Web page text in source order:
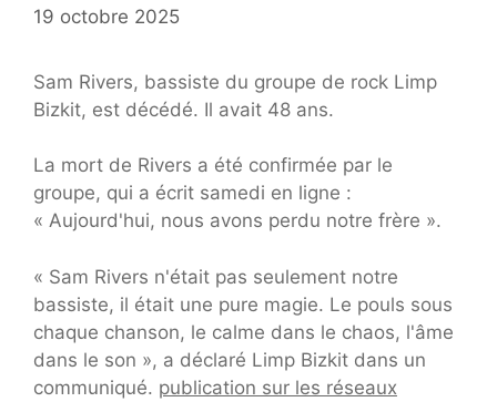
19 octobre 2025
Sam Rivers, bassiste du groupe de rock Limp
Bizkit, est décédé. Il avait 48 ans.
La mort de Rivers a été confirmée par le
groupe, qui a écrit samedi en ligne :
« Aujourd'hui, nous avons perdu notre frère ».
« Sam Rivers n'était pas seulement notre
bassiste, il était une pure magie. Le pouls sous
chaque chanson, le calme dans le chaos, l'âme
dans le son », a déclaré Limp Bizkit dans un
communiqué. publication sur les réseaux